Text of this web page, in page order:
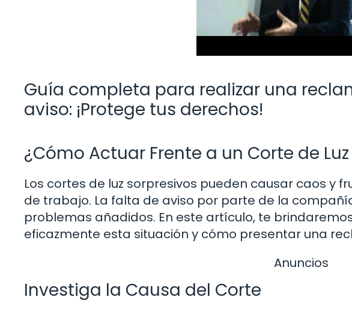
Guía completa para realizar una
aviso: ¡Protege tus derechos!
¿Cómo Actuar Frente a un Corte de
Los cortes de luz sorpresivos pueden causar caos y
de trabajo. La falta de aviso por parte de la
problemas añadidos. En este artículo, te
eficazmente esta situación y cómo presentar una
Anuncios
Investiga la Causa del Corte